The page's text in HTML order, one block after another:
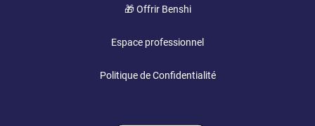
🎁 Offrir Benshi
Espace professionnel
Politique de Confidentialité